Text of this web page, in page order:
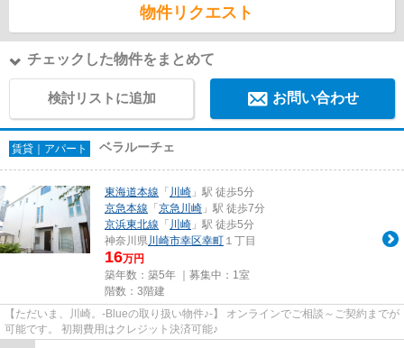
物件リクエスト
チェックした物件をまとめて
検討リストに追加 お問い合わせ
賃貸｜アパート ベラルーチェ
東海道本線 「 川崎 」駅 徒歩5分
京急本線 「 京急川崎 」駅 徒歩7分
京浜東北線 「 川崎 」駅 徒歩5分
神奈川県川崎市幸区幸町 １丁目
16万円
築年数：築5年 ｜募集中： 1室
階数：3階建
【ただいま、川崎。-Blueの取り扱い物件♪-】 オンラインでご相談～ご契約までが
可能です。 初期費用はクレジット決済可能♪